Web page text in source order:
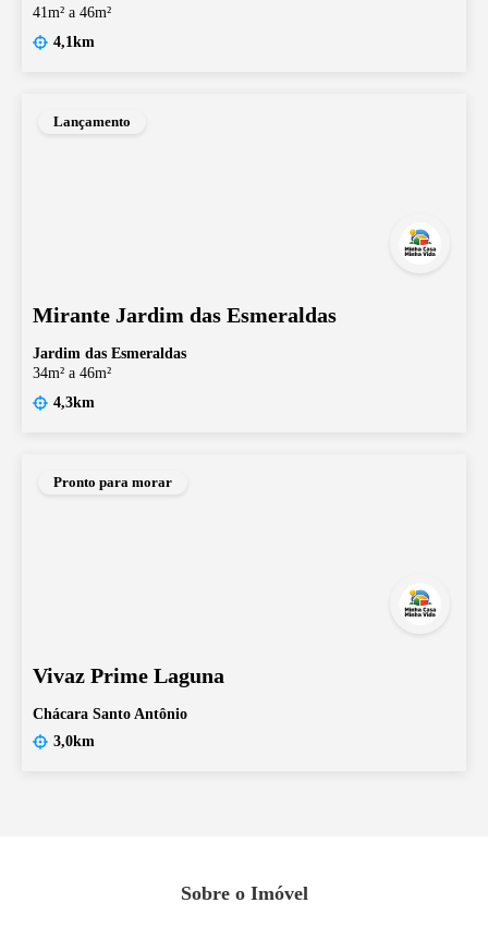
41m² a 46m²
4,1km
Lançamento
Mirante Jardim das Esmeraldas
Jardim das Esmeraldas
34m² a 46m²
4,3km
Pronto para morar
Vivaz Prime Laguna
Chácara Santo Antônio
3,0km
Sobre o Imóvel